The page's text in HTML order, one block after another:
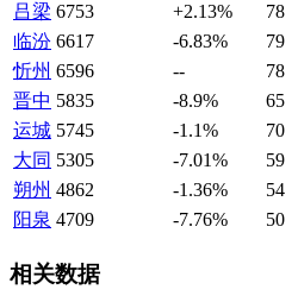
吕梁 6753 +2.13%
78
临汾 6617 -6.83%
79
忻州 6596 --
78
晋中 5835 -8.9%
65
运城 5745 -1.1%
70
大同 5305 -7.01%
59
朔州 4862 -1.36%
54
阳泉 4709 -7.76% 50
相关数据